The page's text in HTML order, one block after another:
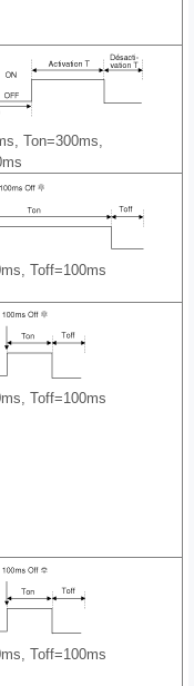
Ton=300ms,
Toff=100ms
Toff=100ms
Toff=100ms